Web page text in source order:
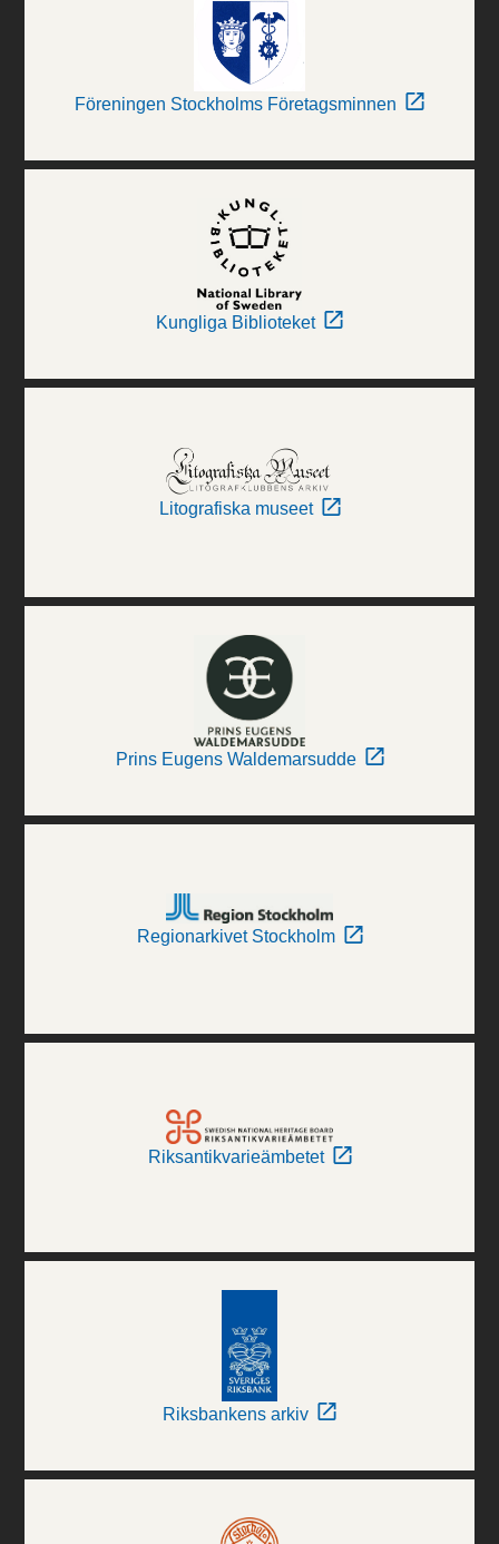
Föreningen Stockholms Företagsminnen
Kungliga Biblioteket
Litografiska museet
Prins Eugens Waldemarsudde
Regionarkivet Stockholm
Riksantikvarieämbetet
Riksbankens arkiv